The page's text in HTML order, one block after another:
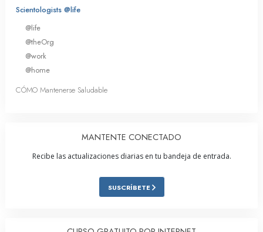
Scientologists @life
@life
@theOrg
@work
@home
CÓMO Mantenerse Saludable
MANTENTE CONECTADO
Recibe las actualizaciones diarias en tu bandeja de entrada.
SUSCRÍBETE